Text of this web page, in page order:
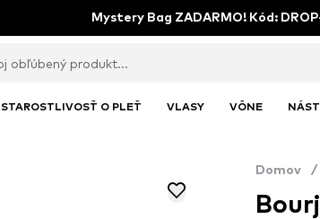
Mystery Bag ZADARMO! Kód:
STAROSTLIVOSŤ O PLEŤ VLASY VÔNE
Domov /